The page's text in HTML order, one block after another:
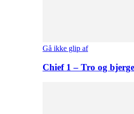
Gå ikke glip af
Chief 1 – Tro og bjerge